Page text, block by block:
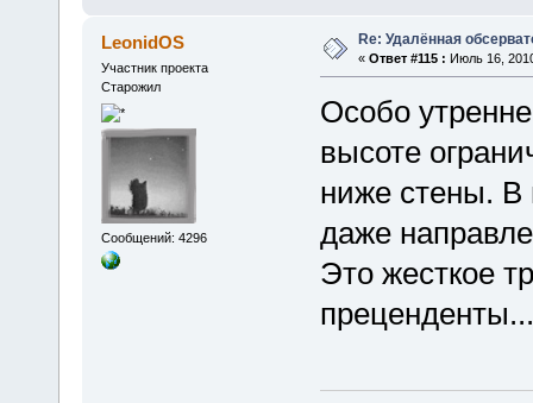
LeonidOS
Участник проекта
Старожил
Сообщений: 4296
Re: Удалённая
« Ответ #115 : Июль 16,
Особо
высоте
ниже стены. В
даже
Это жесткое
преценденты...